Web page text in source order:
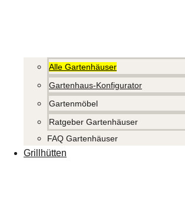
Alle Gartenhäuser
Gartenhaus-Konfigurator
Gartenmöbel
Ratgeber Gartenhäuser
FAQ Gartenhäuser
Grillhütten